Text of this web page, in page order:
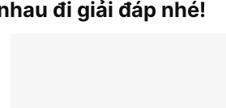
đi giải đáp nhé!